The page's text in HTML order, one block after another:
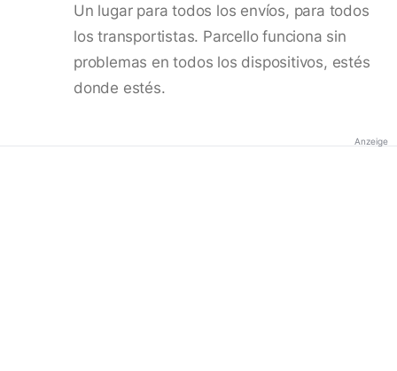
Un lugar para todos los envíos, para todos
los transportistas. Parcello funciona sin
problemas en todos los dispositivos, estés
donde estés.
Anzeige